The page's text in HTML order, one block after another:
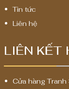
Tin tức
Liên hệ
LIÊN KẾT
Cửa hàng